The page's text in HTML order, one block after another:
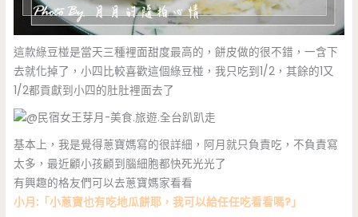
這款綠豆椪是當天三種裡面甜度最高的，餅皮做的很不錯，一含下
去就化掉了，小四比較喜歡這個綠豆椪，我只吃到1/2，其餘的1又
1/2都貢獻到小四的肚肚裡面去了
基本上，我是覺得蔥寶媽寫的很詳細，阿月就只負責吃，不負責寫
太多，最近顧小孩顧到腦細胞都快死光光了
有興趣的格友們可以去蔥寶媽家看看
小月:「小蔥寶也有吃地瓜餅耶，我可以給任任吃看看嗎?」